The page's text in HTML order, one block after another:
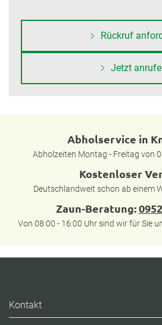
Rückruf
Jetzt
Abholservice in
Abholzeiten Montag - Freitag von
Kostenloser
Deutschlandweit schon ab einem
Zaun-Beratung:
Von 08:00 - 16:00 Uhr sind wir für Sie
Kontakt